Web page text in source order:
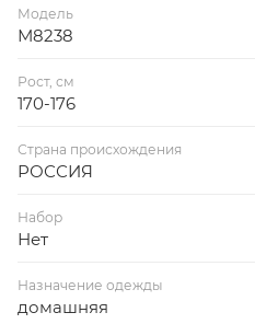
Модель
М8238
Рост, см
170-176
Страна происхождения
РОССИЯ
Набор
Нет
Назначение одежды
домашняя